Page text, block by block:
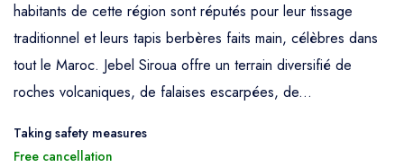
habitants de cette région sont réputés pour leur tissage
traditionnel et leurs tapis berbères faits main, célèbres dans
tout le Maroc. Jebel Siroua offre un terrain diversifié de
roches volcaniques, de falaises escarpées, de...
Taking safety measures
Free cancellation